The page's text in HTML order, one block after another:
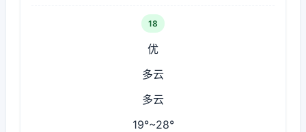
18
优
多云
多云
19°~28°